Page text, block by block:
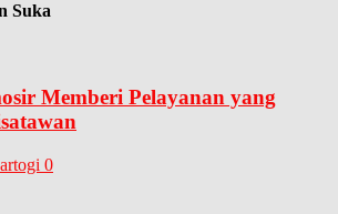
Suka
Memberi Pelayanan yang
0